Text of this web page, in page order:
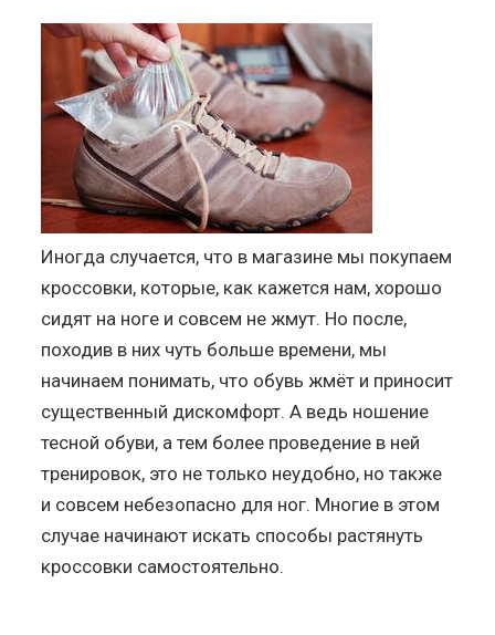
Иногда случается, что в магазине мы покупаем
кроссовки, которые, как кажется нам, хорошо
сидят на ноге и совсем не жмут. Но после,
походив в них чуть больше времени, мы
начинаем понимать, что обувь жмёт и приносит
существенный дискомфорт. А ведь ношение
тесной обуви, а тем более проведение в ней
тренировок, это не только неудобно, но также
и совсем небезопасно для ног. Многие в этом
случае начинают искать способы растянуть
кроссовки самостоятельно.